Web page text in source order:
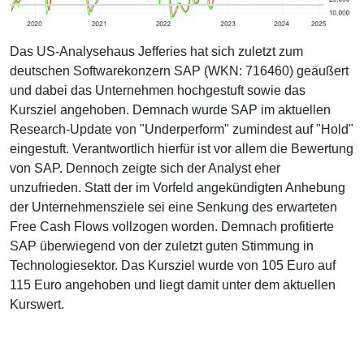
Das US-Analysehaus Jefferies hat sich zuletzt zum
deutschen Softwarekonzern SAP (WKN: 716460) geäußert
und dabei das Unternehmen hochgestuft sowie das
Kursziel angehoben. Demnach wurde SAP im aktuellen
Research-Update von "Underperform" zumindest auf "Hold"
eingestuft. Verantwortlich hierfür ist vor allem die Bewertung
von SAP. Dennoch zeigte sich der Analyst eher
unzufrieden. Statt der im Vorfeld angekündigten Anhebung
der Unternehmensziele sei eine Senkung des erwarteten
Free Cash Flows vollzogen worden. Demnach profitierte
SAP überwiegend von der zuletzt guten Stimmung in
Technologiesektor. Das Kursziel wurde von 105 Euro auf
115 Euro angehoben und liegt damit unter dem aktuellen
Kurswert.